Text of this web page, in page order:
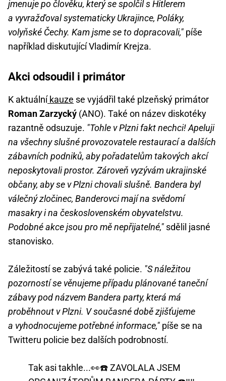
jmenuje po člověku, který se spolčil s Hitlerem
a vyvražďoval systematicky Ukrajince, Poláky,
volyňské Čechy. Kam jsme se to dopracovali," píše
například diskutující Vladimír Krejza.
Akci odsoudil i primátor
K aktuálníkauze se vyjádřil také plzeňský primátor
Roman Zarzycký (ANO). Také on název diskotéky
razantně odsuzuje. "Tohle v Plzni fakt nechci! Apeluji
na všechny slušné provozovatele restaurací a dalších
zábavních podniků, aby pořadatelům takových akcí
neposkytovali prostor. Zároveň vyzývám ukrajinské
občany, aby se v Plzni chovali slušně. Bandera byl
válečný zločinec, Banderovci mají na svědomí
masakry i na československém obyvatelstvu.
Podobné akce jsou pro mě nepřijatelné," sdělil jasné
stanovisko.
Záležitostí se zabývá také policie. "S náležitou
pozorností se věnujeme případu plánované taneční
zábavy pod názvem Bandera party, která má
proběhnout v Plzni. V současné době zjišťujeme
a vyhodnocujeme potřebné informace," píše se na
Twitteru policie bez dalších podrobností.
Tak asi takhle...👀☎️ ZAVOLALA JSEM